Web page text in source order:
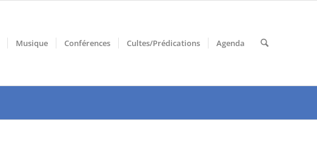
Musique Conférences Cultes/Prédications Agenda